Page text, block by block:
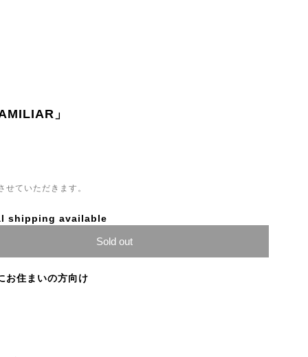
」
ていただきます。
shipping available
Sold out
お住まいの方向け